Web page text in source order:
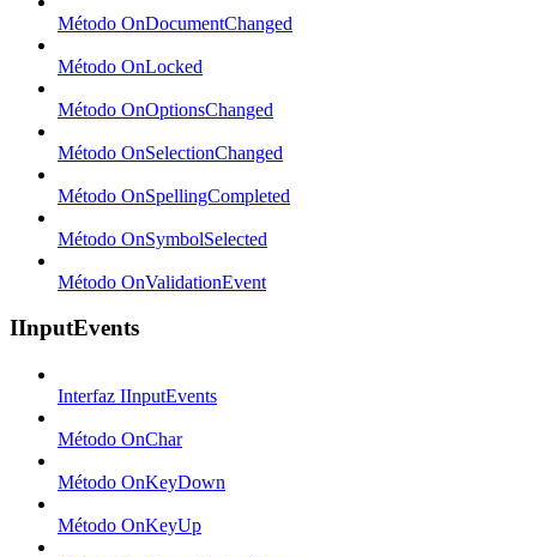
Método OnDocumentChanged
Método OnLocked
Método OnOptionsChanged
Método OnSelectionChanged
Método OnSpellingCompleted
Método OnSymbolSelected
Método OnValidationEvent
IInputEvents
Interfaz IInputEvents
Método OnChar
Método OnKeyDown
Método OnKeyUp